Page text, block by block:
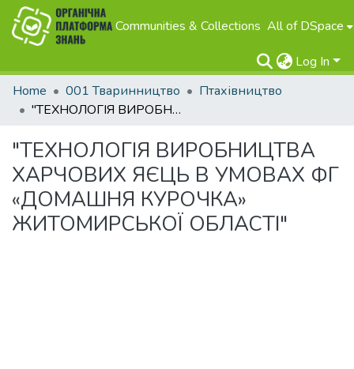
Communities & Collections All of DSpace
Log In
Home
001 Тваринництво
Птахівництво
"ТЕХНОЛОГІЯ ВИРОБНИЦТВА ХАРЧОВИХ ЯЄЦЬ В УМОВАХ ФГ «ДОМАШНЯ КУРОЧКА» ЖИТОМИРСЬКОЇ ОБЛАСТІ"
"ТЕХНОЛОГІЯ ВИРОБНИЦТВА
ХАРЧОВИХ ЯЄЦЬ В УМОВАХ ФГ
«ДОМАШНЯ КУРОЧКА»
ЖИТОМИРСЬКОЇ ОБЛАСТІ"